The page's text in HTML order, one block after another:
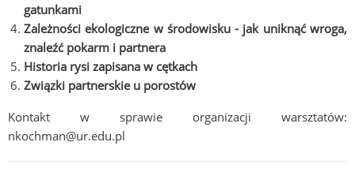
gatunkami
Zależności ekologiczne w środowisku - jak uniknąć wroga,
znaleźć pokarm i partnera
Historia rysi zapisana w cętkach
Związki partnerskie u porostów
Kontakt w sprawie organizacji warsztatów:
nkochman@ur.edu.pl